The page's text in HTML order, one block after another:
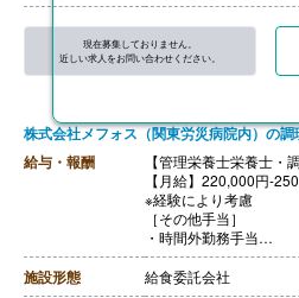
現在募集しておりません。
近しい求人をお問い合わせください。
株式会社メフォス（関東労災病院内）の
給与・報酬
【管理栄養士栄養士・
【月給】220,000円-
※経験により考慮
［その他手当］
・時間外勤務手当
・深夜勤務手当
・年末年始手当
施設形態 給食委託会社